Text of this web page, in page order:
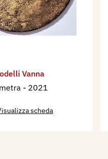
Vanna
- 2021
scheda